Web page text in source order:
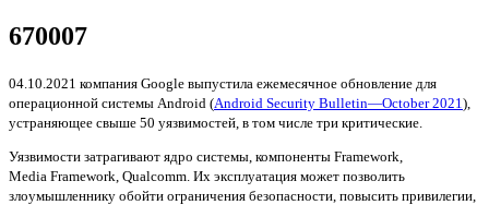
670007
04.10.2021 компания Google выпустила ежемесячное обновление для
операционной системы Android (Android Security Bulletin—October 2021 ),
устраняющее свыше 50 уязвимостей, в том числе три критические.
Уязвимости затрагивают ядро системы, компоненты Framework,
Media Framework, Qualcomm. Их эксплуатация может позволить
злоумышленнику обойти ограничения безопасности, повысить привилегии,